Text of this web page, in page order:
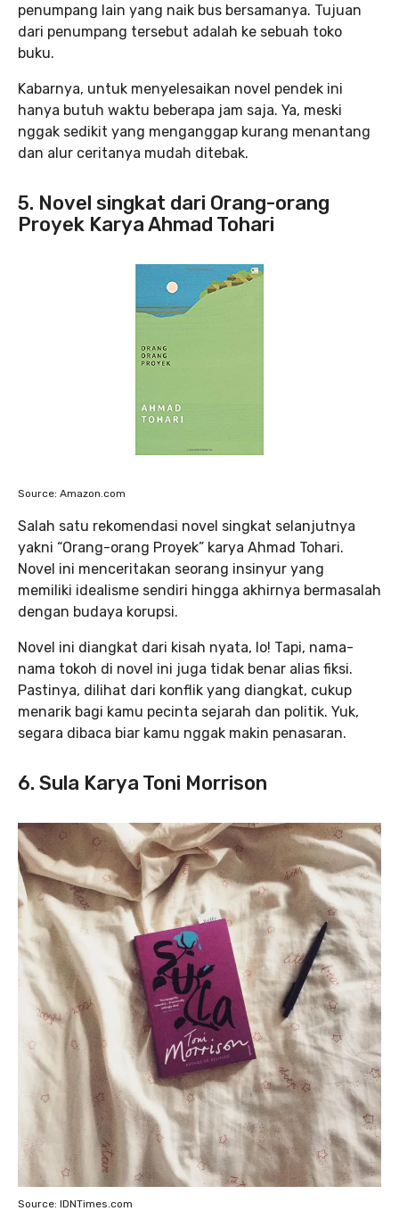
penumpang lain yang naik bus bersamanya. Tujuan
dari penumpang tersebut adalah ke sebuah toko
buku.
Kabarnya, untuk menyelesaikan novel pendek ini
hanya butuh waktu beberapa jam saja. Ya, meski
nggak sedikit yang menganggap kurang menantang
dan alur ceritanya mudah ditebak.
5. Novel singkat dari Orang-orang
Proyek Karya Ahmad Tohari
Source: Amazon.com
Salah satu rekomendasi novel singkat selanjutnya
yakni “Orang-orang Proyek” karya Ahmad Tohari.
Novel ini menceritakan seorang insinyur yang
memiliki idealisme sendiri hingga akhirnya bermasalah
dengan budaya korupsi.
Novel ini diangkat dari kisah nyata, lo! Tapi, nama-
nama tokoh di novel ini juga tidak benar alias fiksi.
Pastinya, dilihat dari konflik yang diangkat, cukup
menarik bagi kamu pecinta sejarah dan politik. Yuk,
segara dibaca biar kamu nggak makin penasaran.
6. Sula Karya Toni Morrison
Source: IDNTimes.com